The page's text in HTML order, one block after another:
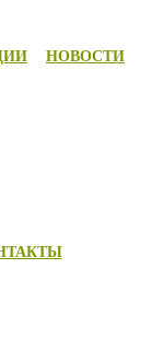
НОВОСТИ